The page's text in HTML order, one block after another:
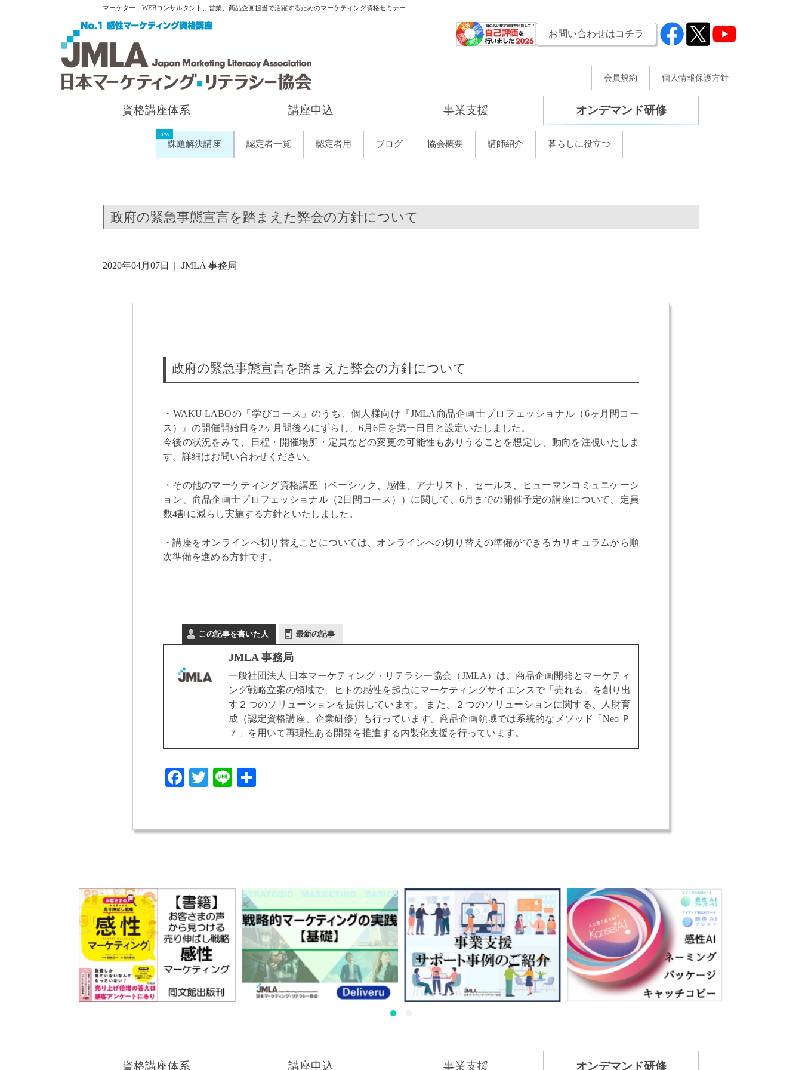
マーケター、WEBコンサルタント、営業、商品企画担当で活躍するためのマーケティング資格セミナー
お問い合わせはコチラ
会員規約 個人情報保護方針
資格講座体系 講座申込 事業支援 オンデマンド研修
課題解決講座 認定者一覧 認定者用 ブログ 協会概要 講師紹介 暮らしに役立つ
政府の緊急事態宣言を踏まえた弊会の方針について
2020年04月07日 JMLA 事務局
政府の緊急事態宣言を踏まえた弊会の方針について
・WAKU LABOの「学びコース」のうち、個人様向け『JMLA商品企画士プロフェッショナル（6ヶ月間コー
ス）』の開催開始日を2ヶ月間後ろにずらし、6月6日を第一日目と設定いたしました。
今後の状況をみて、日程・開催場所・定員などの変更の可能性もありうることを想定し、動向を注視いたしま
す。詳細はお問い合わせください。
・その他のマーケティング資格講座（ベーシック、感性、アナリスト、セールス、ヒューマンコミュニケーシ
ョン、商品企画士プロフェッショナル（2日間コース））に関して、6月までの開催予定の講座について、定員
数4割に減らし実施する方針といたしました。
・講座をオンラインへ切り替えことについては、オンラインへの切り替えの準備ができるカリキュラムから順
次準備を進める方針です。
この記事を書いた人 最新の記事
JMLA 事務局
一般社団法人 日本マーケティング・リテラシー協会（JMLA）は、商品企画開発とマーケティ
ング戦略立案の領域で、ヒトの感性を起点にマーケティングサイエンスで「売れる」を創り出
す２つのソリューションを提供しています。 また、２つのソリューションに関する、人財育
成（認定資格講座、企業研修）も行っています。商品企画領域では系統的なメソッド「Neo Ｐ
７」を用いて再現性ある開発を推進する内製化支援を行っています。
Facebook
Twitter
Line
資格講座体系 講座申込 事業支援 オンデマンド研修